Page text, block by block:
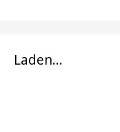
Laden...